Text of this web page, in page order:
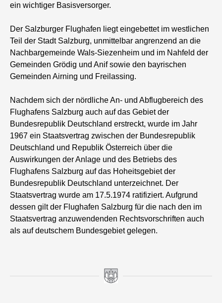
ein wichtiger Basisversorger.
Der Salzburger Flughafen liegt eingebettet im westlichen
Teil der Stadt Salzburg, unmittelbar angrenzend an die
Nachbargemeinde Wals-Siezenheim und im Nahfeld der
Gemeinden Grödig und Anif sowie den bayrischen
Gemeinden Airning und Freilassing.
Nachdem sich der nördliche An- und Abflugbereich des
Flughafens Salzburg auch auf das Gebiet der
Bundesrepublik Deutschland erstreckt, wurde im Jahr
1967 ein Staatsvertrag zwischen der Bundesrepublik
Deutschland und Republik Österreich über die
Auswirkungen der Anlage und des Betriebs des
Flughafens Salzburg auf das Hoheitsgebiet der
Bundesrepublik Deutschland unterzeichnet. Der
Staatsvertrag wurde am 17.5.1974 ratifiziert. Aufgrund
dessen gilt der Flughafen Salzburg für die nach den im
Staatsvertrag anzuwendenden Rechtsvorschriften auch
als auf deutschem Bundesgebiet gelegen.